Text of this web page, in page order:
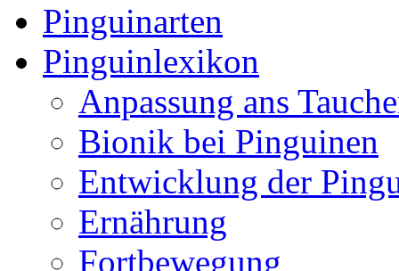
Pinguinarten
Pinguinlexikon
Anpassung ans
Bionik bei Pinguinen
Entwicklung der
Ernährung
Fortbewegung